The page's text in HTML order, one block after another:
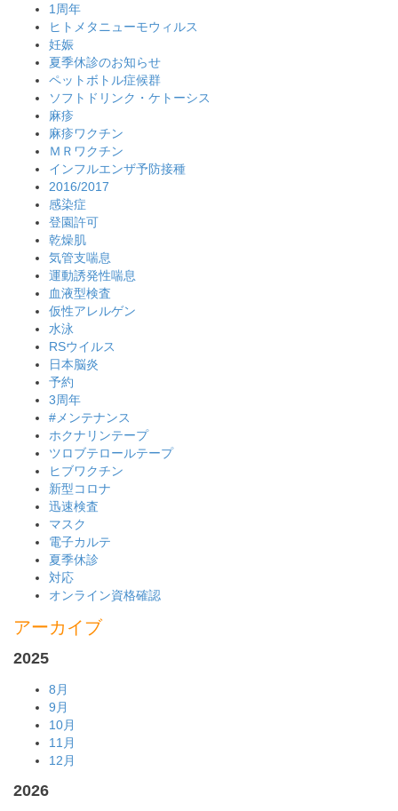
1周年
ヒトメタニューモウィルス
妊娠
夏季休診のお知らせ
ペットボトル症候群
ソフトドリンク・ケトーシス
麻疹
麻疹ワクチン
ＭＲワクチン
インフルエンザ予防接種
2016/2017
感染症
登園許可
乾燥肌
気管支喘息
運動誘発性喘息
血液型検査
仮性アレルゲン
水泳
RSウイルス
日本脳炎
予約
3周年
#メンテナンス
ホクナリンテープ
ツロブテロールテープ
ヒブワクチン
新型コロナ
迅速検査
マスク
電子カルテ
夏季休診
対応
オンライン資格確認
アーカイブ
2025
8月
9月
10月
11月
12月
2026